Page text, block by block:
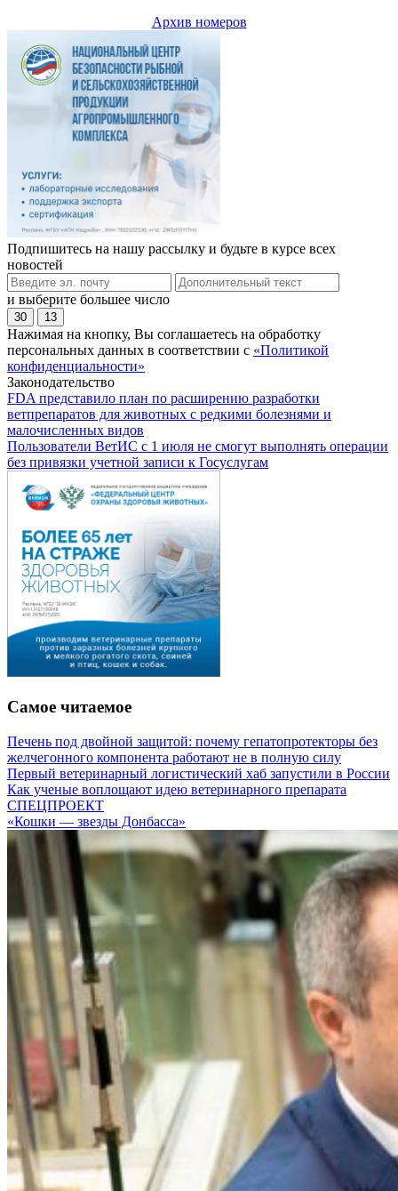
Архив номеров
Подпишитесь на нашу рассылку и будьте в курсе всех
новостей
и выберите большее число
30 13
Нажимая на кнопку, Вы соглашаетесь на обработку
персональных данных в соответствии с «Политикой
конфиденциальности»
Законодательство
FDA представило план по расширению разработки
ветпрепаратов для животных с редкими болезнями и
малочисленных видов
Пользователи ВетИС с 1 июля не смогут выполнять операции
без привязки учетной записи к Госуслугам
Самое читаемое
Печень под двойной защитой: почему гепатопротекторы без
желчегонного компонента работают не в полную силу
Первый ветеринарный логистический хаб запустили в России
Как ученые воплощают идею ветеринарного препарата
СПЕЦПРОЕКТ
«Кошки — звезды Донбасса»